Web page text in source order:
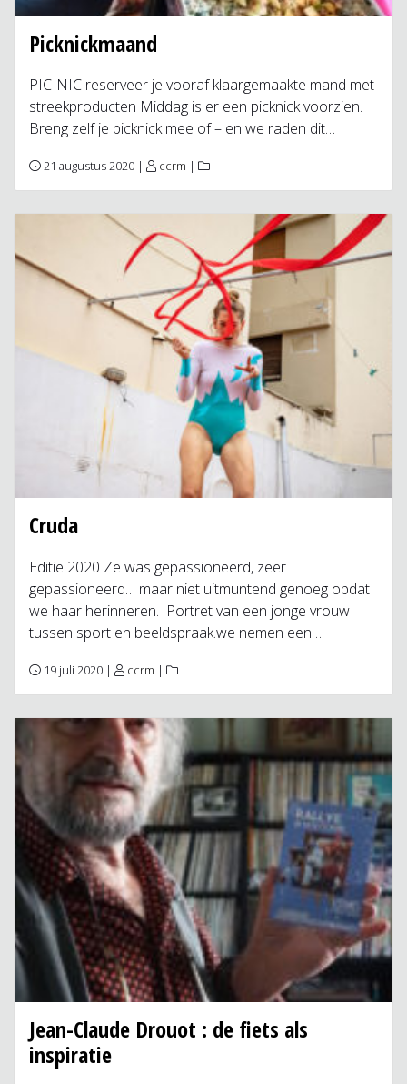
Picknickmaand
PIC-NIC reserveer je vooraf klaargemaakte mand met
streekproducten Middag is er een picknick voorzien.
Breng zelf je picknick mee of – en we raden dit…
21 augustus 2020 | ccrm |
Cruda
Editie 2020 Ze was gepassioneerd, zeer
gepassioneerd… maar niet uitmuntend genoeg opdat
we haar herinneren. Portret van een jonge vrouw
tussen sport en beeldspraak.we nemen een…
19 juli 2020 | ccrm |
Jean-Claude Drouot : de fiets als
inspiratie